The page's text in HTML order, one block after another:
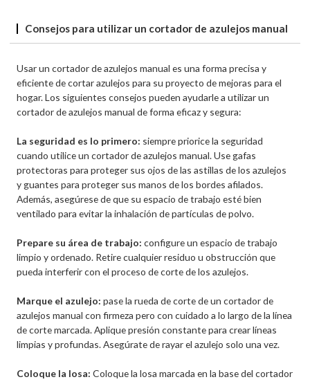
Consejos para utilizar un cortador de azulejos manual
Usar un cortador de azulejos manual es una forma precisa y
eficiente de cortar azulejos para su proyecto de mejoras para el
hogar. Los siguientes consejos pueden ayudarle a utilizar un
cortador de azulejos manual de forma eficaz y segura:
La seguridad es lo primero: siempre priorice la seguridad
cuando utilice un cortador de azulejos manual. Use gafas
protectoras para proteger sus ojos de las astillas de los azulejos
y guantes para proteger sus manos de los bordes afilados.
Además, asegúrese de que su espacio de trabajo esté bien
ventilado para evitar la inhalación de partículas de polvo.
Prepare su área de trabajo: configure un espacio de trabajo
limpio y ordenado. Retire cualquier residuo u obstrucción que
pueda interferir con el proceso de corte de los azulejos.
Marque el azulejo: pase la rueda de corte de un cortador de
azulejos manual con firmeza pero con cuidado a lo largo de la línea
de corte marcada. Aplique presión constante para crear líneas
limpias y profundas. Asegúrate de rayar el azulejo solo una vez.
Coloque la losa: Coloque la losa marcada en la base del cortador